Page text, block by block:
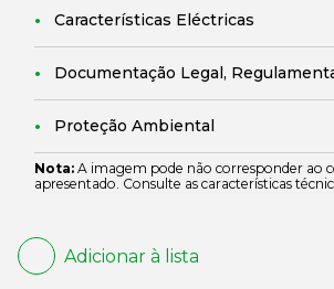
Características Eléctricas
Documentação Legal,
Proteção Ambiental
Nota: A imagem pode não corresponder ao
apresentado. Consulte as características
Adicionar à lista